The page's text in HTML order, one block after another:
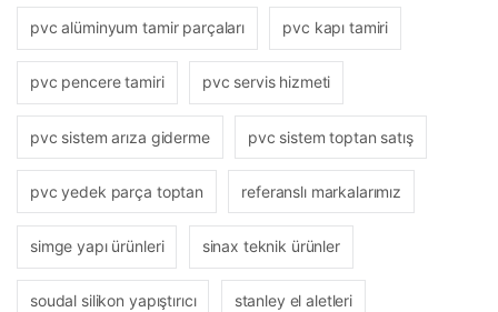
pvc alüminyum tamir parçaları pvc kapı tamiri
pvc pencere tamiri pvc servis hizmeti
pvc sistem arıza giderme pvc sistem toptan satış
pvc yedek parça toptan referanslı markalarımız
simge yapı ürünleri sinax teknik ürünler
soudal silikon yapıştırıcı stanley el aletleri